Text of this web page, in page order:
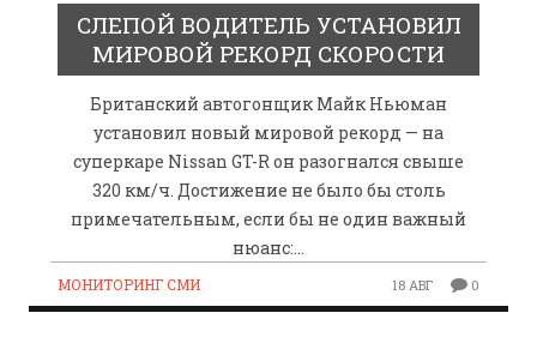
СЛЕПОЙ ВОДИТЕЛЬ УСТАНОВИЛ
МИРОВОЙ РЕКОРД СКОРОСТИ
Британский автогонщик Майк Ньюман
установил новый мировой рекорд — на
суперкаре Nissan GT-R он разогнался свыше
320 км/ч. Достижение не было бы столь
примечательным, если бы не один важный
нюанс:…
МОНИТОРИНГ СМИ 18 АВГ 0